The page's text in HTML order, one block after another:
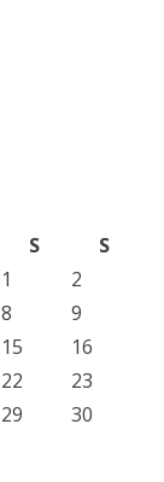
S
S
1
2
8
9
15
16
22
23
29
30